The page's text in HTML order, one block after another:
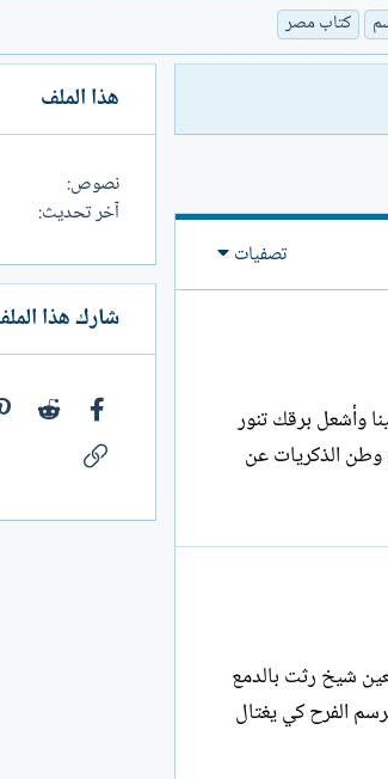
كتاب مصر
تصفيات
أقرأ منذ التقينا وأشعل برقك تنور
الذكريات عن
شيخ رثت بالدمع
الفرح كي يغتال
هذا الملف
نصوص
آخر تحديث
شارك هذا
فيسبوك